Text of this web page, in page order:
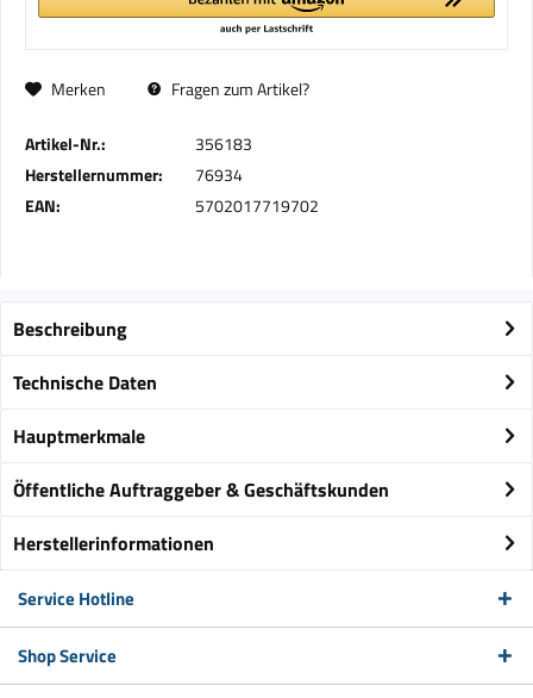
Merken Fragen zum Artikel?
Artikel-Nr.:
356183
Herstellernummer:
76934
EAN:
5702017719702
Beschreibung
Technische Daten
Hauptmerkmale
Öffentliche Auftraggeber & Geschäftskunden
Herstellerinformationen
Service Hotline
Shop Service